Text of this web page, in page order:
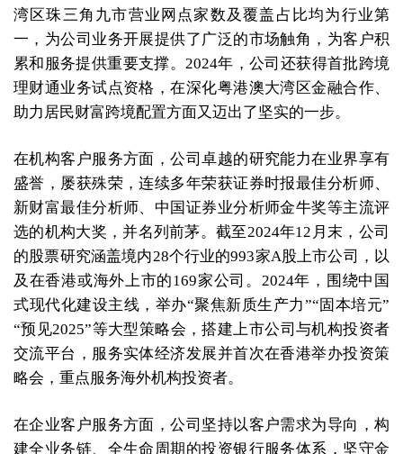
湾区珠三角九市营业网点家数及覆盖占比均为行业第
一，为公司业务开展提供了广泛的市场触角，为客户积
累和服务提供重要支撑。2024年，公司还获得首批跨境
理财通业务试点资格，在深化粤港澳大湾区金融合作、
助力居民财富跨境配置方面又迈出了坚实的一步。
在机构客户服务方面，公司卓越的研究能力在业界享有
盛誉，屡获殊荣，连续多年荣获证券时报最佳分析师、
新财富最佳分析师、中国证券业分析师金牛奖等主流评
选的机构大奖，并名列前茅。截至2024年12月末，公司
的股票研究涵盖境内28个行业的993家A股上市公司，以
及在香港或海外上市的169家公司。2024年，围绕中国
式现代化建设主线，举办“聚焦新质生产力”“固本培元”
“预见2025”等大型策略会，搭建上市公司与机构投资者
交流平台，服务实体经济发展并首次在香港举办投资策
略会，重点服务海外机构投资者。
在企业客户服务方面，公司坚持以客户需求为导向，构
建全业务链、全生命周期的投资银行服务体系，坚守金